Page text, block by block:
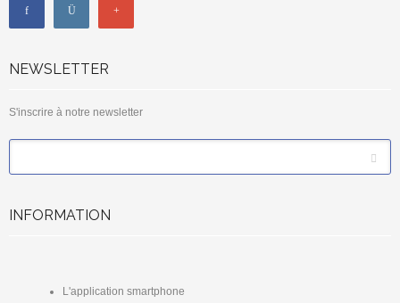
NEWSLETTER
S'inscrire à notre newsletter
INFORMATION
L'application smartphone